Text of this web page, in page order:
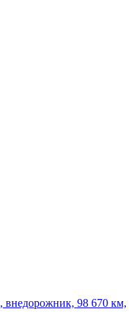
внедорожник, 98 670 км,